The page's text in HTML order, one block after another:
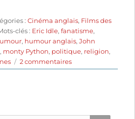
:Cinéma anglais, Films des
clés : Eric Idle,fanatisme,
, humour anglais,John
, monty Python, politique, religion,
2 commentairessur
La